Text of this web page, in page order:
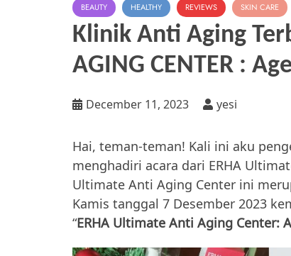
BEAUTY HEALTHY REVIEWS SKIN CARE
Klinik Anti Aging
AGING CENTER :
December 11, 2023 yesi
Hai, teman-teman! Kali ini aku
menghadiri acara dari ERHA
Ultimate Anti Aging Center ini
Kamis tanggal 7 Desember 2023
“ERHA Ultimate Anti Aging Center: